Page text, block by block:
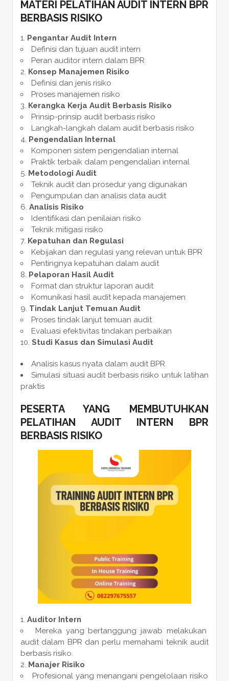
MATERI PELATIHAN AUDIT INTERN BPR
BERBASIS RISIKO
Pengantar Audit Intern
Definisi dan tujuan audit intern
Peran auditor intern dalam BPR
Konsep Manajemen Risiko
Definisi dan jenis risiko
Proses manajemen risiko
Kerangka Kerja Audit Berbasis Risiko
Prinsip-prinsip audit berbasis risiko
Langkah-langkah dalam audit berbasis risiko
Pengendalian Internal
Komponen sistem pengendalian internal
Praktik terbaik dalam pengendalian internal
Metodologi Audit
Teknik audit dan prosedur yang digunakan
Pengumpulan dan analisis data audit
Analisis Risiko
Identifikasi dan penilaian risiko
Teknik mitigasi risiko
Kepatuhan dan Regulasi
Kebijakan dan regulasi yang relevan untuk BPR
Pentingnya kepatuhan dalam audit
Pelaporan Hasil Audit
Format dan struktur laporan audit
Komunikasi hasil audit kepada manajemen
Tindak Lanjut Temuan Audit
Proses tindak lanjut temuan audit
Evaluasi efektivitas tindakan perbaikan
Studi Kasus dan Simulasi Audit
Analisis kasus nyata dalam audit BPR
Simulasi situasi audit berbasis risiko untuk latihan
praktis
PESERTA YANG MEMBUTUHKAN
PELATIHAN AUDIT INTERN BPR
BERBASIS RISIKO
Auditor Intern
Mereka yang bertanggung jawab melakukan
audit dalam BPR dan perlu memahami teknik audit
berbasis risiko.
Manajer Risiko
Profesional yang menangani pengelolaan risiko